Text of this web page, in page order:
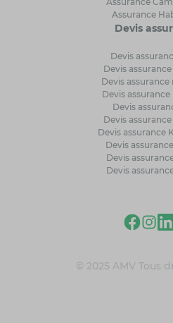
Assurance
Devis
Devis
Devis
Devis
Devis
Devis
Devis
Devis assurance
Devis
Devis
Devis
© 2025 AMV Tous